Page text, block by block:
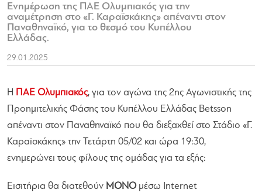
Ενημέρωση της ΠΑΕ Ολυμπιακός για την
αναμέτρηση στο «Γ. Καραϊσκάκης» απέναντι στον
Παναθηναϊκό, για το θεσμό του Κυπέλλου
Ελλάδας.
29.01.2025
H ΠΑΕ Ολυμπιακός, για τον αγώνα της 2ης Αγωνιστικής της
Προημιτελικής Φάσης του Κυπέλλου Ελλάδας Betsson
απέναντι στον Παναθηναϊκό που θα διεξαχθεί στο Στάδιο «Γ.
Καραϊσκάκης» την Τετάρτη 05/02 και ώρα 19:30,
ενημερώνει τους φίλους της ομάδας για τα εξής:
Εισιτήρια θα διατεθούν ΜΟΝΟμέσω Internet